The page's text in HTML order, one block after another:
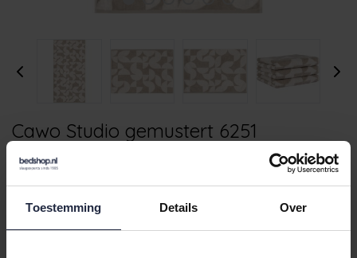
Toestemming Details Over
Cawo Studio gemustert 6251
Handdoek 50x100 leinen
€17,95